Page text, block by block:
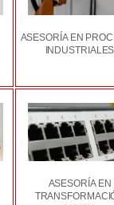
ASESORÍA EN
INDUSTRIALES
ASESORÍA EN